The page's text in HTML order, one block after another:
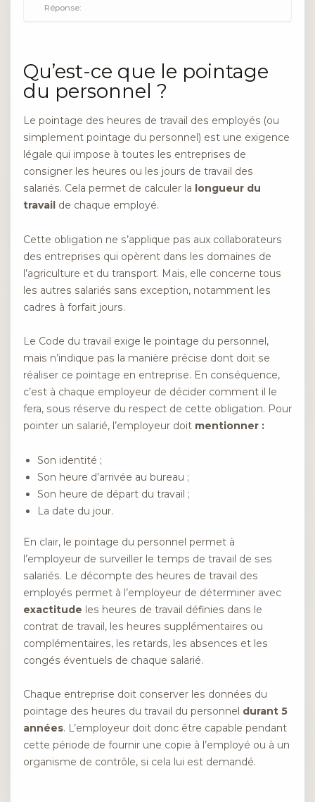
Réponse:
Qu’est-ce que le pointage
du personnel ?
Le pointage des heures de travail des employés (ou
simplement pointage du personnel) est une exigence
légale qui impose à toutes les entreprises de
consigner les heures ou les jours de travail des
salariés. Cela permet de calculer la longueur du
travail de chaque employé.
Cette obligation ne s’applique pas aux collaborateurs
des entreprises qui opèrent dans les domaines de
l’agriculture et du transport. Mais, elle concerne tous
les autres salariés sans exception, notamment les
cadres à forfait jours.
Le Code du travail exige le pointage du personnel,
mais n’indique pas la manière précise dont doit se
réaliser ce pointage en entreprise. En conséquence,
c’est à chaque employeur de décider comment il le
fera, sous réserve du respect de cette obligation. Pour
pointer un salarié, l’employeur doit mentionner :
Son identité ;
Son heure d’arrivée au bureau ;
Son heure de départ du travail ;
La date du jour.
En clair, le pointage du personnel permet à
l’employeur de surveiller le temps de travail de ses
salariés. Le décompte des heures de travail des
employés permet à l’employeur de déterminer avec
exactitude les heures de travail définies dans le
contrat de travail, les heures supplémentaires ou
complémentaires, les retards, les absences et les
congés éventuels de chaque salarié.
Chaque entreprise doit conserver les données du
pointage des heures du travail du personnel durant 5
années. L’employeur doit donc être capable pendant
cette période de fournir une copie à l’employé ou à un
organisme de contrôle, si cela lui est demandé.